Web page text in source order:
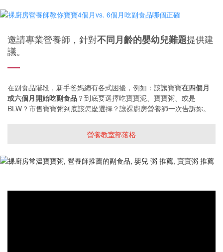
邀請專業營養師，針對不同月齡的嬰幼兒難題提供建
議。
在副食品階段，新手爸媽總有各式困擾，例如：該讓寶寶在四個月
或六個月開始吃副食品 ？到底要選擇吃寶寶泥、寶寶粥、或是
BLW？市售寶寶粥到底該怎麼選擇？讓裸廚房營養師一次告訴妳。
營養教室部落格